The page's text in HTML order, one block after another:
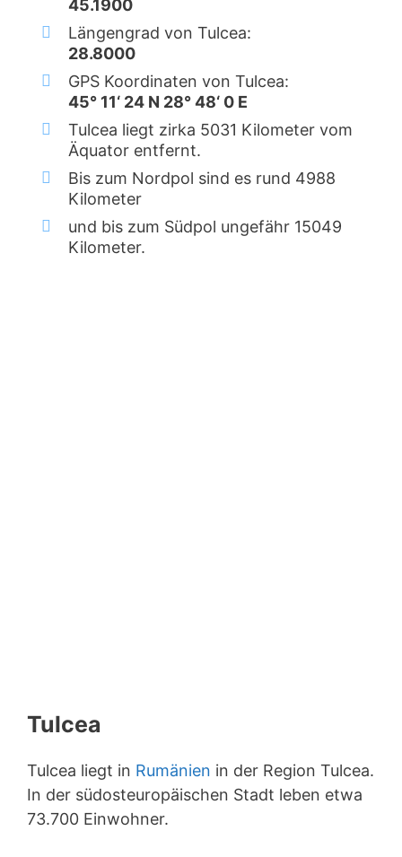
45.1900
Längengrad von Tulcea:
28.8000
GPS Koordinaten von Tulcea:
45° 11‘ 24 N 28° 48‘ 0 E
Tulcea liegt zirka 5031 Kilometer vom
Äquator entfernt.
Bis zum Nordpol sind es rund 4988
Kilometer
und bis zum Südpol ungefähr 15049
Kilometer.
Tulcea
Tulcea liegt in Rumänien in der Region Tulcea.
In der südosteuropäischen Stadt leben etwa
73.700 Einwohner.